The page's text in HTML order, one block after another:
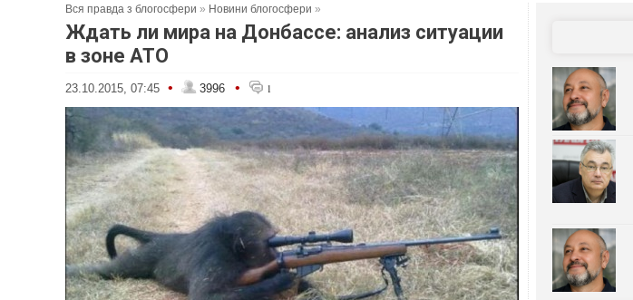
Вся правда з блогосфери » Новини блогосфери »
Ждать ли мира на Донбассе: анализ ситуации
в зоне АТО
23.10.2015, 07:45 • 3996 • 1